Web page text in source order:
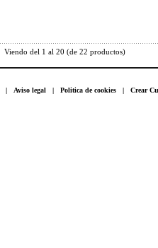
Viendo del 1 al 20 (de 22 productos)
| Aviso legal | Politica de cookies | Crear